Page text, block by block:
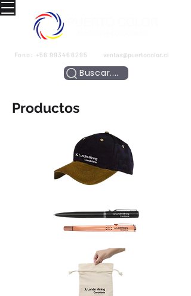
Fono: +56 993466295 ventas@puertocolor.cl
Buscar....
Productos